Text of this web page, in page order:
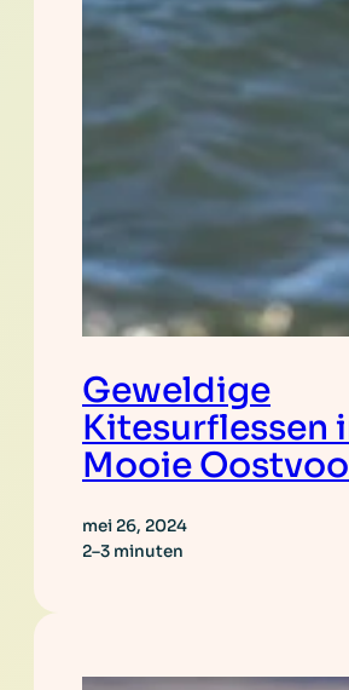
Geweldige
Kitesurflessen
Mooie
mei 26, 2024
2–3 minuten